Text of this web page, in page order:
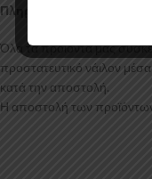
Πληροφορίες Αποστολής:
Όλα τα προϊόντα μας
προστατευτικό νάιλον
κατά την αποστολή.
Η αποστολή των προϊόντων